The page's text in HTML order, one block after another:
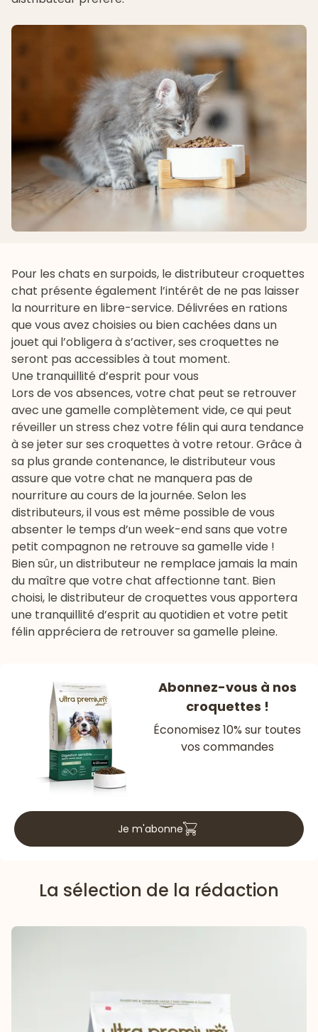
Pour les chats en surpoids, le distributeur croquettes
chat présente également l’intérêt de ne pas laisser
la nourriture en libre-service. Délivrées en rations
que vous avez choisies ou bien cachées dans un
jouet qui l’obligera à s’activer, ses croquettes ne
seront pas accessibles à tout moment.
Une tranquillité d’esprit pour vous
Lors de vos absences, votre chat peut se retrouver
avec une gamelle complètement vide, ce qui peut
réveiller un stress chez votre félin qui aura tendance
à se jeter sur ses croquettes à votre retour. Grâce à
sa plus grande contenance, le distributeur vous
assure que votre chat ne manquera pas de
nourriture au cours de la journée. Selon les
distributeurs, il vous est même possible de vous
absenter le temps d’un week-end sans que votre
petit compagnon ne retrouve sa gamelle vide !
Bien sûr, un distributeur ne remplace jamais la main
du maître que votre chat affectionne tant. Bien
choisi, le distributeur de croquettes vous apportera
une tranquillité d’esprit au quotidien et votre petit
félin appréciera de retrouver sa gamelle pleine.
Abonnez-vous à nos
croquettes !
Économisez 10% sur toutes
vos commandes
Je m'abonne
La sélection de la rédaction